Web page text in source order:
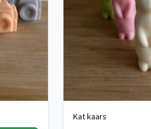
Kat kaars